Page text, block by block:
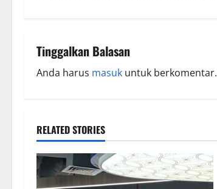
Tinggalkan Balasan
Anda harus masuk untuk berkomentar.
RELATED STORIES